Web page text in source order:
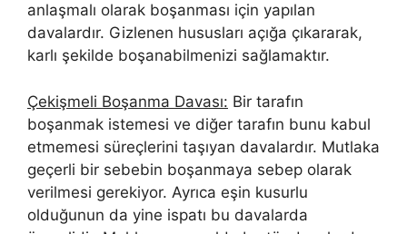
anlaşmalı olarak boşanması için yapılan
davalardır. Gizlenen hususları açığa çıkararak,
karlı şekilde boşanabilmenizi sağlamaktır.
Çekişmeli Boşanma Davası: Bir tarafın
boşanmak istemesi ve diğer tarafın bunu kabul
etmemesi süreçlerini taşıyan davalardır. Mutlaka
geçerli bir sebebin boşanmaya sebep olarak
verilmesi gerekiyor. Ayrıca eşin kusurlu
olduğunun da yine ispatı bu davalarda